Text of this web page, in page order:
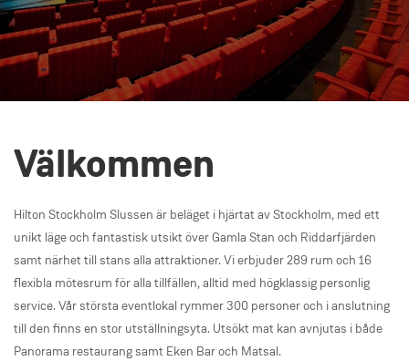
Välkommen
Hilton Stockholm Slussen är beläget i hjärtat av Stockholm, med ett
unikt läge och fantastisk utsikt över Gamla Stan och Riddarfjärden
samt närhet till stans alla attraktioner. Vi erbjuder 289 rum och 16
flexibla mötesrum för alla tillfällen, alltid med högklassig personlig
service. Vår största eventlokal rymmer 300 personer och i anslutning
till den finns en stor utställningsyta. Utsökt mat kan avnjutas i både
Panorama restaurang samt Eken Bar och Matsal.